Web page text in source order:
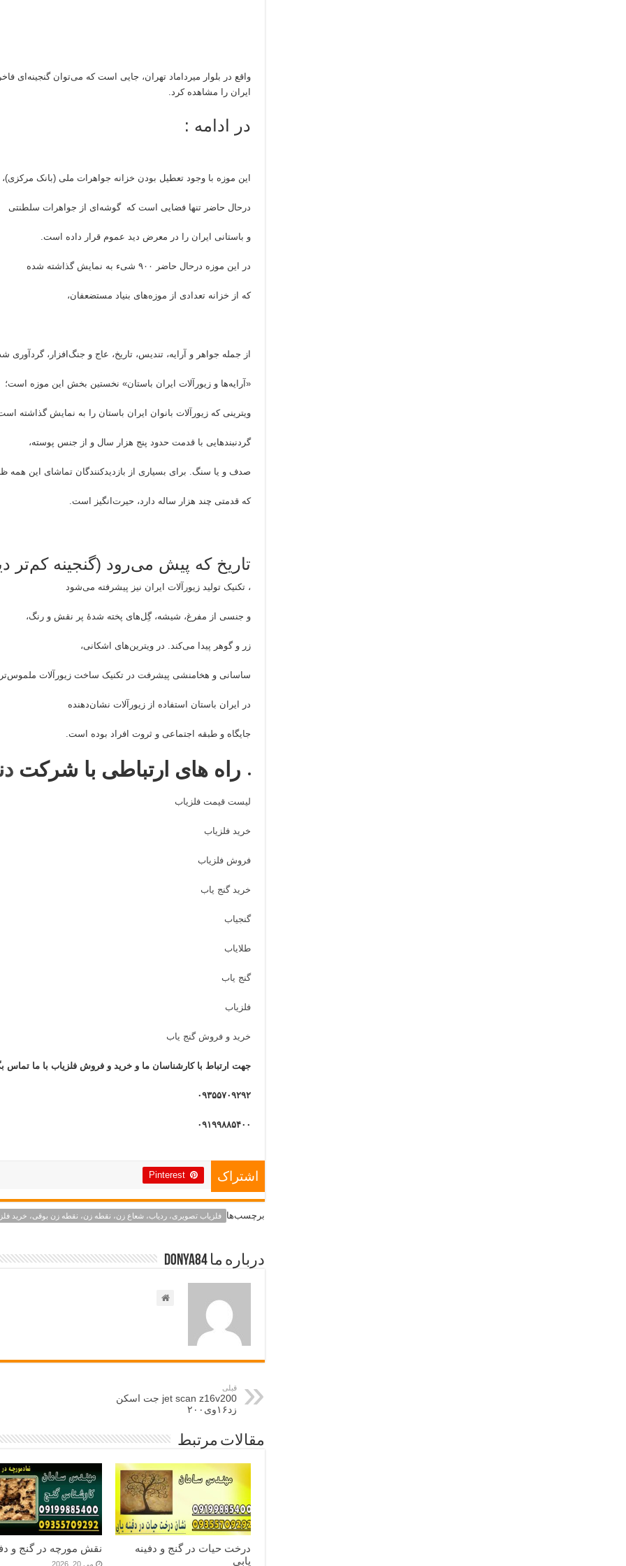
واقع در بلوار میرداماد تهران، جایی است که می‌توان گنجینه‌ای
ایران را مشاهده کرد.
در ادامه :
این موزه با وجود تعطیل بودن خزانه جواهرات ملی (بانک مرکزی)،
درحال حاضر تنها فضایی است که گوشه‌ای از جواهرات سلطنتی
و باستانی ایران را در معرض دید عموم قرار داده است.
در این موزه درحال حاضر ۹۰۰ شیء به نمایش گذاشته شده
که از خزانه تعدادی از موزه‌های بنیاد مستضعفان،
از جمله جواهر و آرایه، تندیس، تاریخ، عاج و جنگ‌افزار،
«آرایه‌ها و زیورآلات ایران باستان» نخستین بخش این موزه است؛
ویترینی که زیورآلات بانوان ایران باستان را به نمایش گذاشته
گردنبندهایی با قدمت حدود پنج هزار سال و از جنس پوسته،
صدف و یا سنگ. برای بسیاری از بازدیدکنندگان تماشای این همه
که قدمتی چند هزار ساله دارد، حیرت‌انگیز است.
تاریخ که پیش می‌رود (گنجینه کم‌تر
، تکنیک تولید زیورآلات ایران نیز پیشرفته می‌شود
و جنسی از مفرغ، شیشه، گِل‌های پخته شدۀ پر نقش و رنگ،
زر و گوهر پیدا می‌کند. در ویترین‌های اشکانی،
ساسانی و هخامنشی پیشرفت در تکنیک ساخت زیورآلات
در ایران باستان استفاده از زیورآلات نشان‌دهنده
جایگاه و طبقه اجتماعی و ثروت افراد بوده است.
راه های ارتباطی با شرکت
لیست قیمت فلزیاب
خرید فلزیاب
فروش فلزیاب
خرید گنج یاب
گنجیاب
طلایاب
گنج یاب
فلزیاب
خرید و فروش گنج یاب
جهت ارتباط با کارشناسان ما و خرید و فروش فلزیاب با ما تماس
۰۹۳۵۵۷۰۹۲۹۲
۰۹۱۹۹۸۸۵۴۰۰
اشتراک Pinterest
برچسب‌ها فلزیاب تصویری، ردیاب، شعاع زن، نقطه زن، نقطه زن بوقی، خرید
درباره ما Donya84
قبلی
jet scan z16v200 جت اسکن
زد۱۶وی۲۰۰
مقالات مرتبط
درخت حیات در گنج و دفینه
یابی
نقش مورچه در گنج و
می 20, 2026